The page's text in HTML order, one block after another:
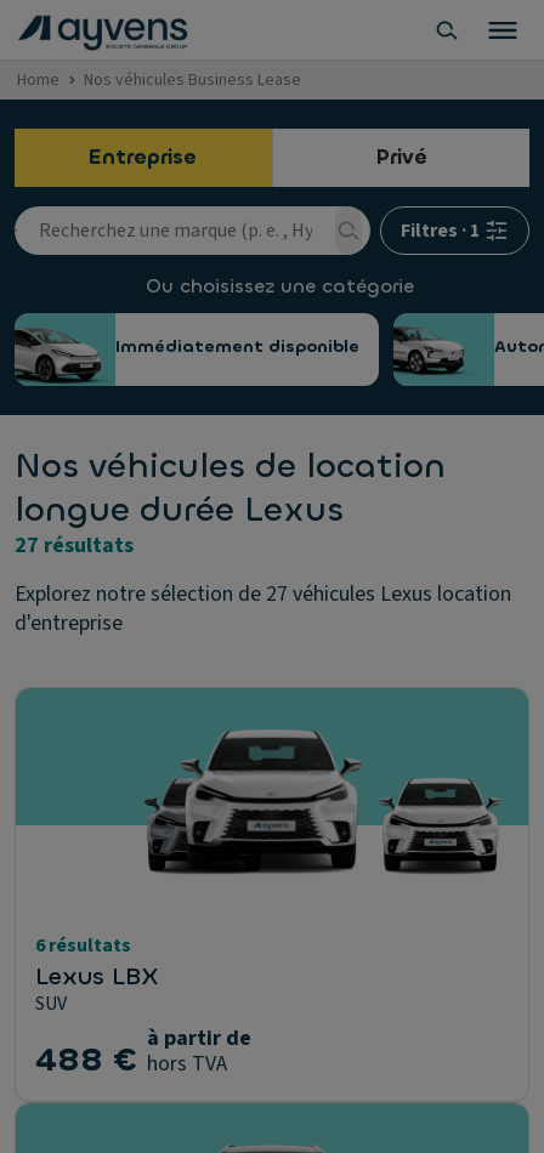
Home Nos véhicules Business Lease
Entreprise Privé
Filtres ·1
Ou choisissez une catégorie
Immédiatement disponible
Nos véhicules de location
longue durée Lexus
27 résultats
Explorez notre sélection de 27 véhicules Lexus location
d'entreprise
6 résultats
Lexus LBX
SUV
488 € à partir de
hors TVA